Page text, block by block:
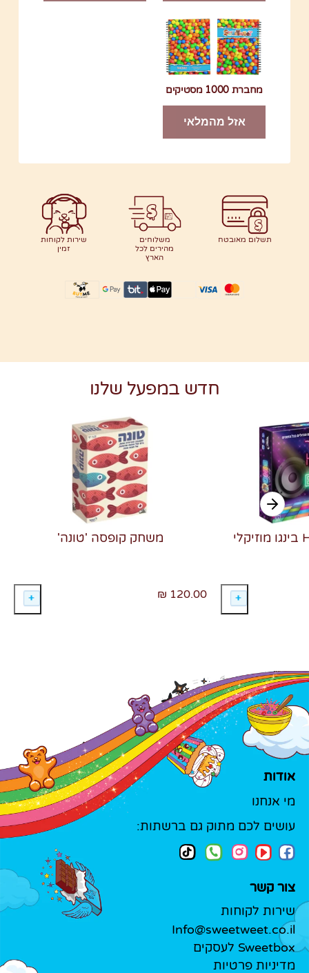
מחברת 1000 מסטיקים
אזל מהמלאי
תשלום מאובטח
משלוחים
מהירים לכל
הארץ
שירות לקוחות
זמין
חדש במפעל שלנו
משחק קופסה 'טונה'
120.00 ₪
אודות
מי אנחנו
עושים לכם מתוק גם ברשתות:
צור קשר
שירות לקוחות
Info@sweetweet.co.il
Sweetbox לעסקים
מדיניות פרטיות